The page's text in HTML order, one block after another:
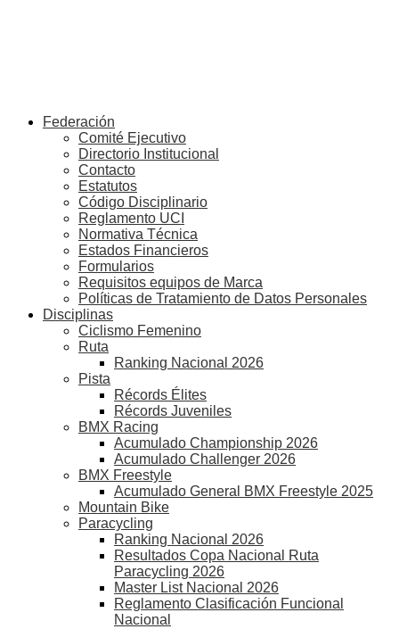
Federación
Comité Ejecutivo
Directorio Institucional
Contacto
Estatutos
Código Disciplinario
Reglamento UCI
Normativa Técnica
Estados Financieros
Formularios
Requisitos equipos de Marca
Políticas de Tratamiento de Datos Personales
Disciplinas
Ciclismo Femenino
Ruta
Ranking Nacional 2026
Pista
Récords Élites
Récords Juveniles
BMX Racing
Acumulado Championship 2026
Acumulado Challenger 2026
BMX Freestyle
Acumulado General BMX Freestyle 2025
Mountain Bike
Paracycling
Ranking Nacional 2026
Resultados Copa Nacional Ruta
Paracycling 2026
Master List Nacional 2026
Reglamento Clasificación Funcional
Nacional